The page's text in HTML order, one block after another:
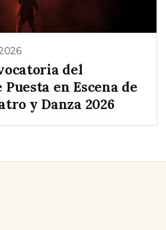
del
Puesta en Escena de
y Danza 2026